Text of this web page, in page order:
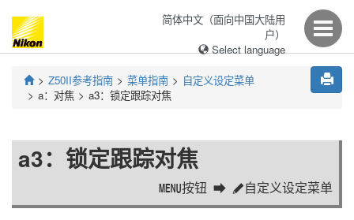
简体中文（面向中国大陆用
户）
Select language
Z50II参考指南 菜单指南
自定义设定菜单
a： 对焦 a3： 锁定跟踪对焦
a3： 锁定跟踪对焦
G按钮 A自定义设定菜单